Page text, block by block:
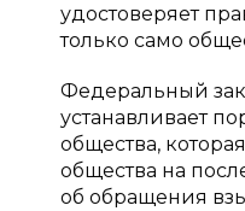
удостоверяет
только само
Федеральный
устанавливает
общества,
общества на
об обращения